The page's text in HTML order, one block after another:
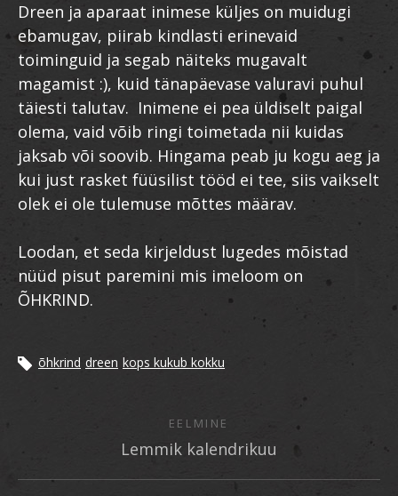
Dreen ja aparaat inimese küljes on muidugi
ebamugav, piirab kindlasti erinevaid
toiminguid ja segab näiteks mugavalt
magamist :), kuid tänapäevase valuravi puhul
täiesti talutav. Inimene ei pea üldiselt paigal
olema, vaid võib ringi toimetada nii kuidas
jaksab või soovib. Hingama peab ju kogu aeg ja
kui just rasket füüsilist tööd ei tee, siis vaikselt
olek ei ole tulemuse mõttes määrav.
Loodan, et seda kirjeldust lugedes mõistad
nüüd pisut paremini mis imeloom on
ÕHKRIND.
õhkrind dreen kops kukub kokku
EELMINE
Lemmik kalendrikuu